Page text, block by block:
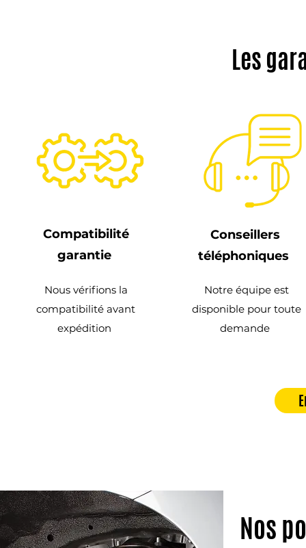
Les
Compatibilité
garantie
Nous vérifions la
compatibilité avant
expédition
Conseillers
téléphoniques
Notre équipe est
disponible pour toute
demande
Nos